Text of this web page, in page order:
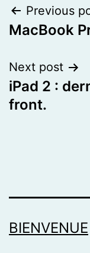
Post
Previous
MacBook
Next post
iPad 2 :
front.
BIENVENUE